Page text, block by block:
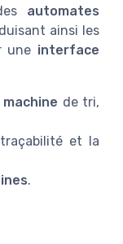
automates
ainsi les
une interface
machine de tri,
et la
.